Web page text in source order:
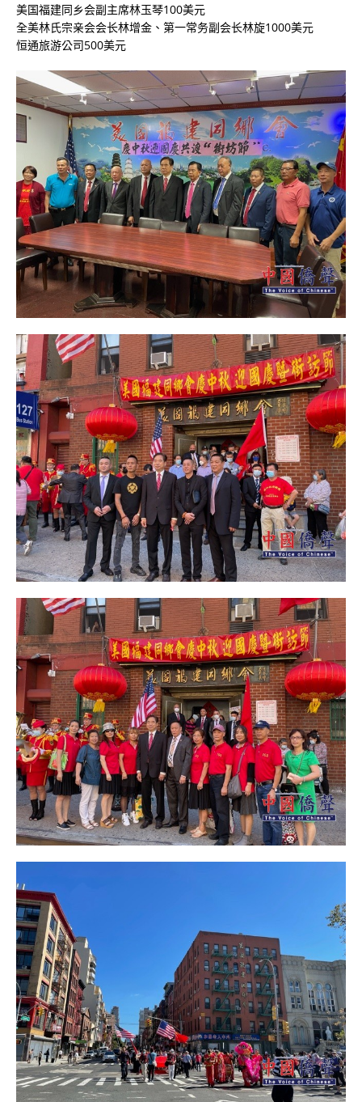
美国福建同乡会副主席林玉琴100美元
全美林氏宗亲会会长林增金、第一常务副会长林旋1000美元
恒通旅游公司500美元